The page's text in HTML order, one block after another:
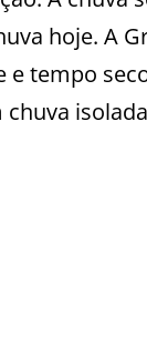
hoje. A
tempo